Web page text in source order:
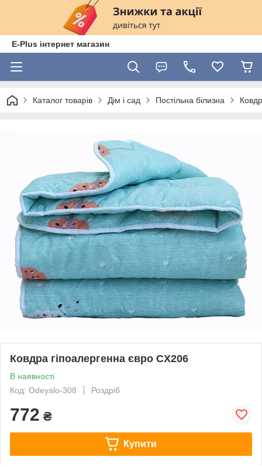
E-Plus інтернет магазин
Каталог товарів Дім і сад Постільна білизна
Ковдра гіпоалергенна євро CX206
В наявності
Код: Odeyalo-308
Роздріб
772 ₴
Купити